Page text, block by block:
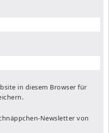
in diesem Browser für
Newsletter von